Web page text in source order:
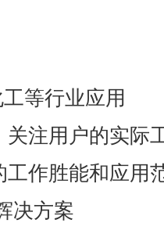
等行业应用
关注用户的实际
工作胜能和应用
决方案